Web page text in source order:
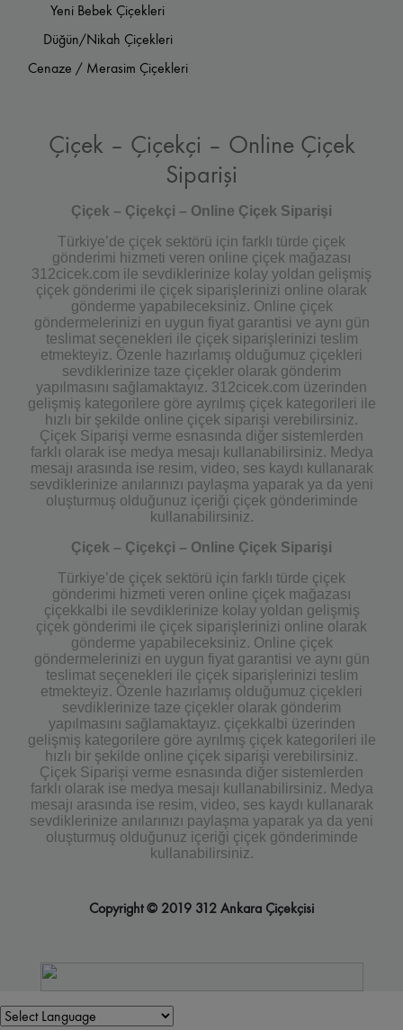
Yeni Bebek Çiçekleri
Düğün/Nikah Çiçekleri
Cenaze / Merasim Çiçekleri
Çiçek – Çiçekçi – Online Çiçek
Siparişi
Çiçek – Çiçekçi – Online Çiçek Siparişi
Türkiye’de çiçek sektörü için farklı türde çiçek
gönderimi hizmeti veren online çiçek mağazası
312cicek.com ile sevdiklerinize kolay yoldan gelişmiş
çiçek gönderimi ile çiçek siparişlerinizi online olarak
gönderme yapabileceksiniz. Online çiçek
göndermelerinizi en uygun fiyat garantisi ve aynı gün
teslimat seçenekleri ile çiçek siparişlerinizi teslim
etmekteyiz. Özenle hazırlamış olduğumuz çiçekleri
sevdiklerinize taze çiçekler olarak gönderim
yapılmasını sağlamaktayız. 312cicek.com üzerinden
gelişmiş kategorilere göre ayrılmış çiçek kategorileri ile
hızlı bir şekilde online çiçek siparişi verebilirsiniz.
Çiçek Siparişi verme esnasında diğer sistemlerden
farklı olarak ise medya mesajı kullanabilirsiniz. Medya
mesajı arasında ise resim, video, ses kaydı kullanarak
sevdiklerinize anılarınızı paylaşma yaparak ya da yeni
oluşturmuş olduğunuz içeriği çiçek gönderiminde
kullanabilirsiniz.
Çiçek – Çiçekçi – Online Çiçek Siparişi
Türkiye’de çiçek sektörü için farklı türde çiçek
gönderimi hizmeti veren online çiçek mağazası
çiçekkalbi ile sevdiklerinize kolay yoldan gelişmiş
çiçek gönderimi ile çiçek siparişlerinizi online olarak
gönderme yapabileceksiniz. Online çiçek
göndermelerinizi en uygun fiyat garantisi ve aynı gün
teslimat seçenekleri ile çiçek siparişlerinizi teslim
etmekteyiz. Özenle hazırlamış olduğumuz çiçekleri
sevdiklerinize taze çiçekler olarak gönderim
yapılmasını sağlamaktayız. çiçekkalbi üzerinden
gelişmiş kategorilere göre ayrılmış çiçek kategorileri ile
hızlı bir şekilde online çiçek siparişi verebilirsiniz.
Çiçek Siparişi verme esnasında diğer sistemlerden
farklı olarak ise medya mesajı kullanabilirsiniz. Medya
mesajı arasında ise resim, video, ses kaydı kullanarak
sevdiklerinize anılarınızı paylaşma yaparak ya da yeni
oluşturmuş olduğunuz içeriği çiçek gönderiminde
kullanabilirsiniz.
Copyright © 2019 312 Ankara Çiçekçisi